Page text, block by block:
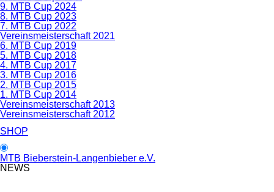
9. MTB Cup 2024
8. MTB Cup 2023
7. MTB Cup 2022
Vereinsmeisterschaft 2021
6. MTB Cup 2019
5. MTB Cup 2018
4. MTB Cup 2017
3. MTB Cup 2016
2. MTB Cup 2015
1. MTB Cup 2014
Vereinsmeisterschaft 2013
Vereinsmeisterschaft 2012
SHOP
MTB Bieberstein-Langenbieber e.V.
NEWS